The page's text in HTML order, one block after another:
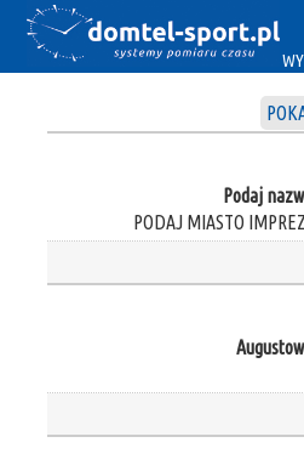
Podaj
PODAJ MIASTO